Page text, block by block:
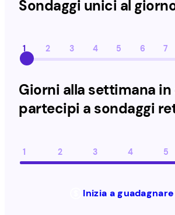
Sondaggi unici al
1 2 3 4 5 6 7
Giorni alla settimana
partecipi a sondaggi
1 2 3 4 5
Giorni alla settimana in cui
Inizia a